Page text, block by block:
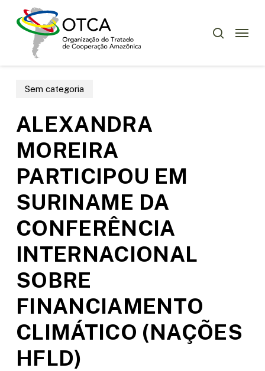
Menu
Sem categoria
ALEXANDRA
MOREIRA
PARTICIPOU EM
SURINAME DA
CONFERÊNCIA
INTERNACIONAL
SOBRE
FINANCIAMENTO
CLIMÁTICO (NAÇÕES
HFLD)